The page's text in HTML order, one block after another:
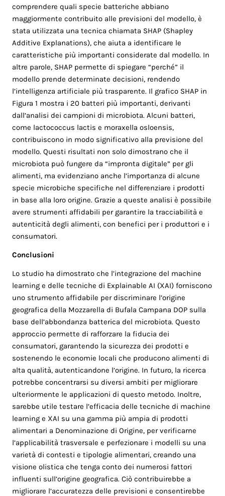
comprendere quali specie batteriche abbiano
maggiormente contribuito alle previsioni del modello, è
stata utilizzata una tecnica chiamata SHAP (Shapley
Additive Explanations), che aiuta a identificare le
caratteristiche più importanti considerate dal modello. In
altre parole, SHAP permette di spiegare “perché” il
modello prende determinate decisioni, rendendo
l’intelligenza artificiale più trasparente. Il grafico SHAP in
Figura 1 mostra i 20 batteri più importanti, derivanti
dall’analisi dei campioni di microbiota. Alcuni batteri,
come lactococcus lactis e moraxella osloensis,
contribuiscono in modo significativo alla previsione del
modello. Questi risultati non solo dimostrano che il
microbiota può fungere da “impronta digitale” per gli
alimenti, ma evidenziano anche l’importanza di alcune
specie microbiche specifiche nel differenziare i prodotti
in base alla loro origine. Grazie a queste analisi è possibile
avere strumenti affidabili per garantire la tracciabilità e
autenticità degli alimenti, con benefici per i produttori e i
consumatori.
Conclusioni
Lo studio ha dimostrato che l’integrazione del machine
learning e delle tecniche di Explainable AI (XAI) forniscono
uno strumento affidabile per discriminare l’origine
geografica della Mozzarella di Bufala Campana DOP sulla
base dell’abbondanza batterica del microbiota. Questo
approccio permette di rafforzare la fiducia dei
consumatori, garantendo la sicurezza dei prodotti e
sostenendo le economie locali che producono alimenti di
alta qualità, autenticandone l’origine. In futuro, la ricerca
potrebbe concentrarsi su diversi ambiti per migliorare
ulteriormente le applicazioni di questo metodo. Inoltre,
sarebbe utile testare l’efficacia delle tecniche di machine
learning e XAI su una gamma più ampia di prodotti
alimentari a Denominazione di Origine, per verificarne
l’applicabilità trasversale e perfezionare i modelli su una
varietà di contesti e tipologie alimentari, creando una
visione olistica che tenga conto dei numerosi fattori
influenti sull’origine geografica. Ciò contribuirebbe a
migliorare l’accuratezza delle previsioni e consentirebbe